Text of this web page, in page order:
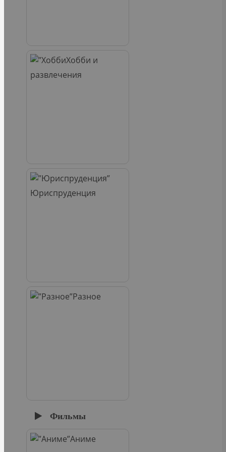
Хобби и
развлечения
Юриспруденция
Разное
Фильмы
Аниме